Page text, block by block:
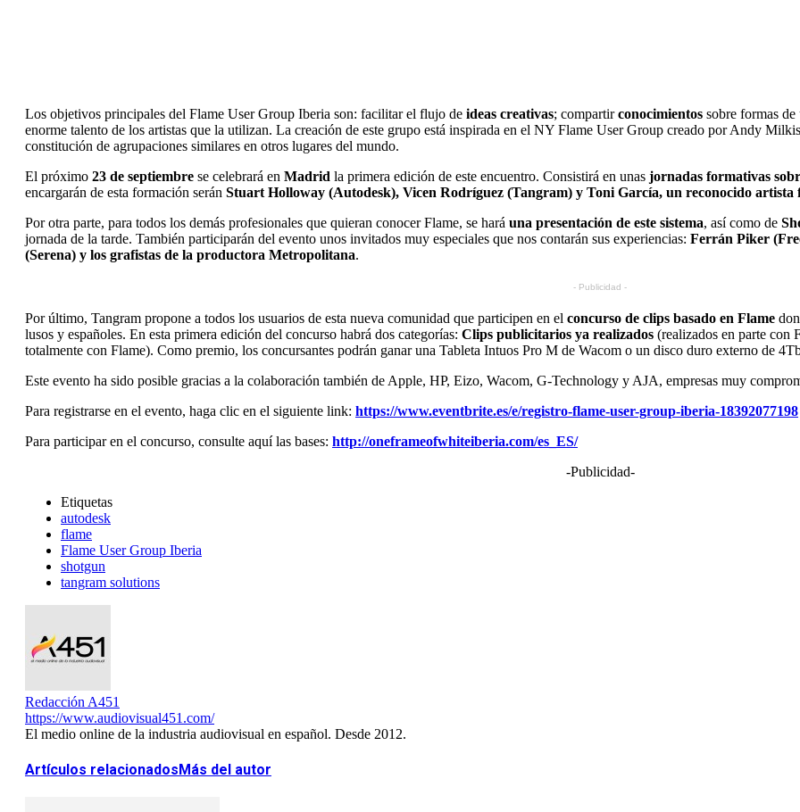
Los objetivos principales del Flame User Group Iberia son: facilitar el flujo de ideas creativas; compartirconocimientos sobre formas
enorme talento de los artistas que la utilizan. La creación de este grupo está inspirada en el NY Flame User Group creado por Andy
constitución de agrupaciones similares en otros lugares del mundo.
El próximo 23 de septiembre se celebrará en Madrid la primera edición de este encuentro. Consistirá en unas jornadas formativas
encargarán de esta formación serán Stuart Holloway (Autodesk), Vicen Rodríguez (Tangram) y Toni García, un reconocido artista
Por otra parte, para todos los demás profesionales que quieran conocer Flame, se hará una presentación de este sistema, así como de
jornada de la tarde. También participarán del evento unos invitados muy especiales que nos contarán sus experiencias: Ferrán Piker
(Serena) y los grafistas de la productora Metropolitana.
- Publicidad -
Por último, Tangram propone a todos los usuarios de esta nueva comunidad que participen en el concurso de clips basado en Flame
lusos y españoles. En esta primera edición del concurso habrá dos categorías: Clips publicitarios ya realizados (realizados en parte con
totalmente con Flame). Como premio, los concursantes podrán ganar una Tableta Intuos Pro M de Wacom o un disco duro externo de
Este evento ha sido posible gracias a la colaboración también de Apple, HP, Eizo, Wacom, G-Technology y AJA, empresas muy
Para registrarse en el evento, haga clic en el siguiente link: https://www.eventbrite.es/e/registro-flame-user-group-iberia-18392077198
Para participar en el concurso, consulte aquí las bases: http://oneframeofwhiteiberia.com/es_ES/
-Publicidad-
Etiquetas
autodesk
flame
Flame User Group Iberia
shotgun
tangram solutions
Redacción A451
https://www.audiovisual451.com/
El medio online de la industria audiovisual en español. Desde 2012.
Artículos relacionadosMás del autor